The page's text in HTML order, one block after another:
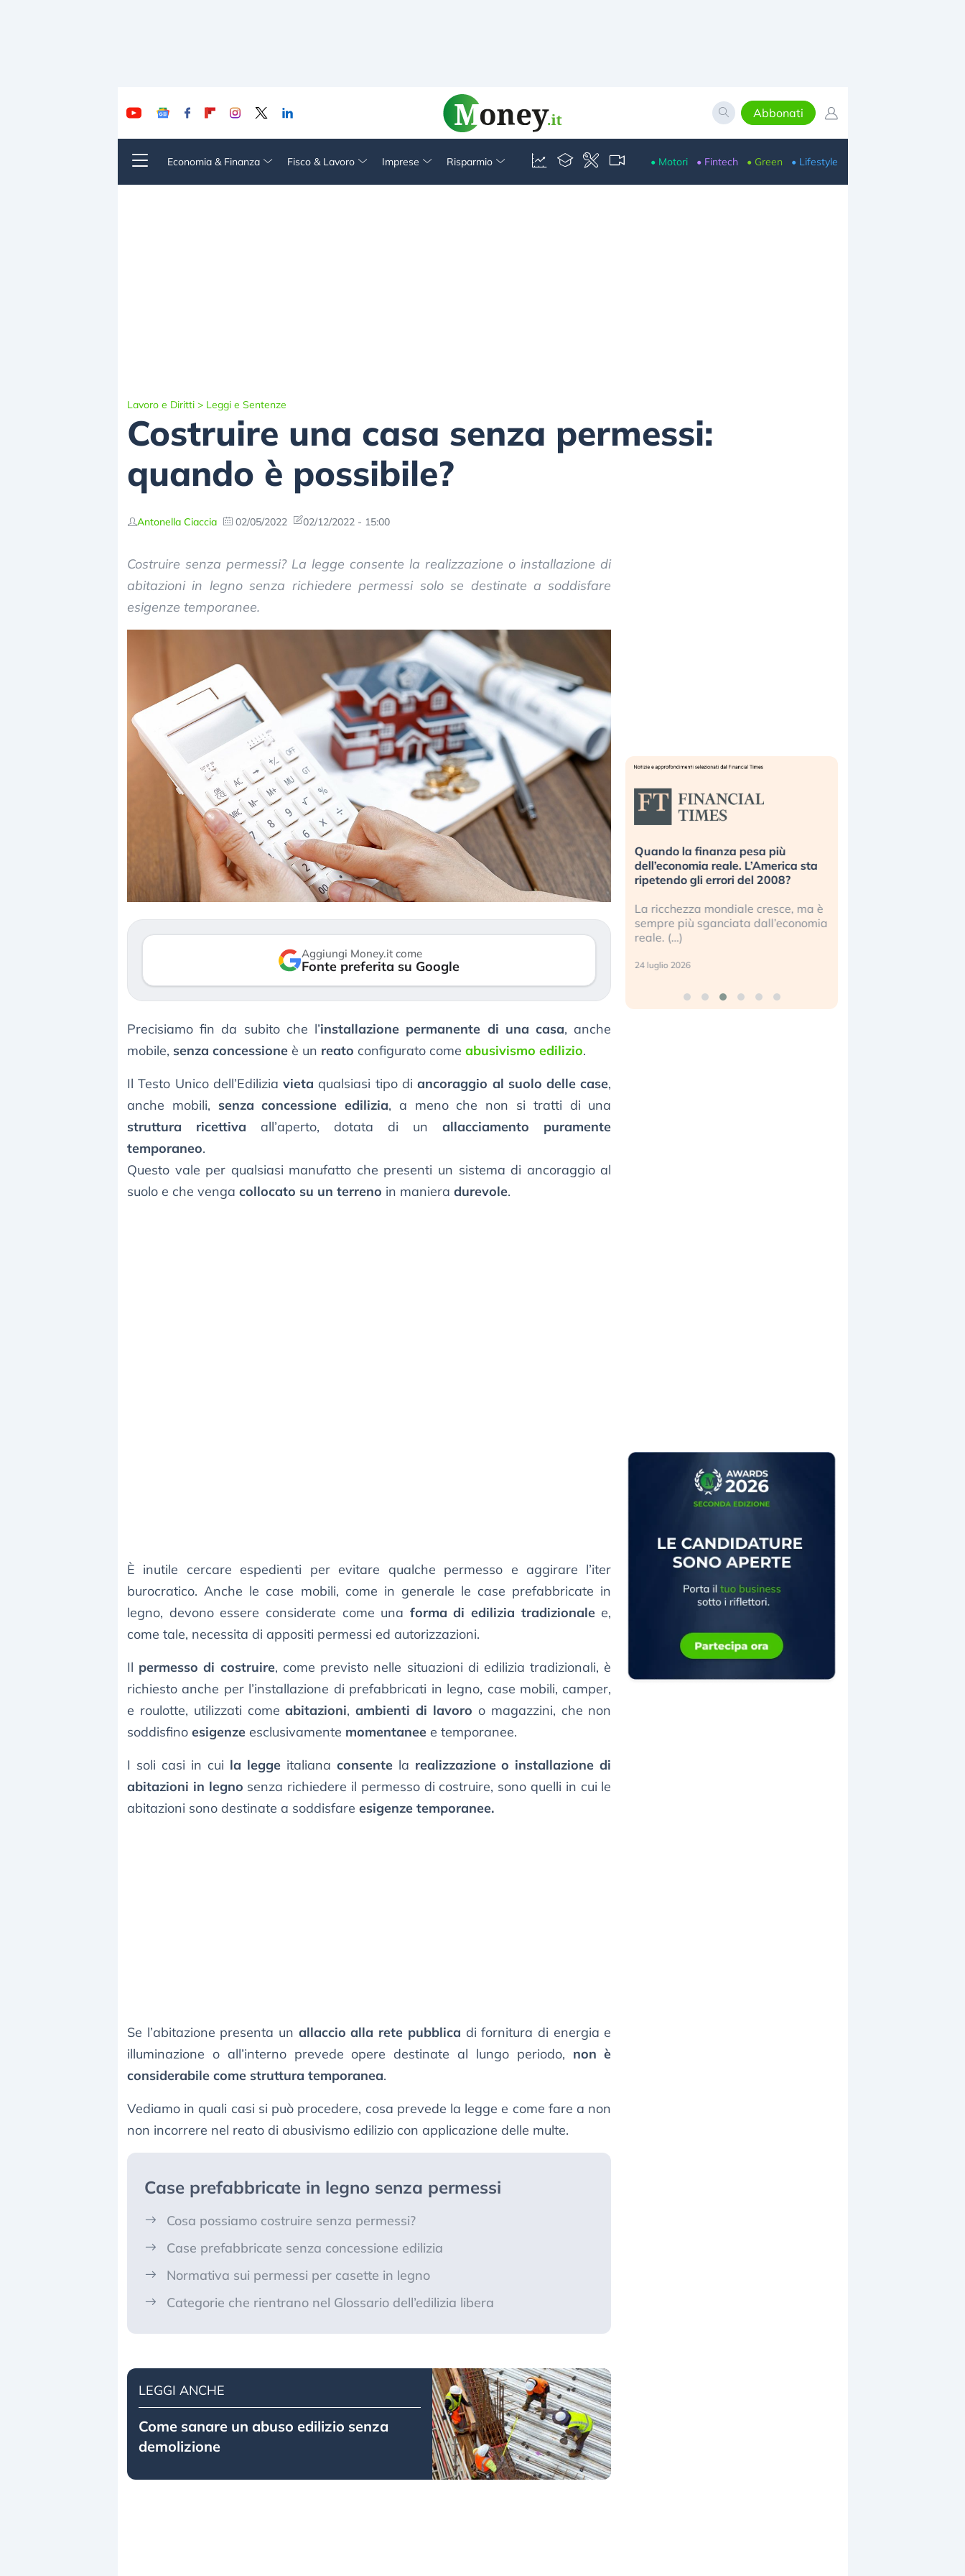
Abbonati
Economia & Finanza Fisco & Lavoro Imprese Risparmio • Motori • Fintech • Green • Lifestyle
Lavoro e Diritti > Leggi e Sentenze
Costruire una casa senza permessi:
quando è possibile?
Antonella Ciaccia 02/05/2022 02/12/2022 - 15:00
Costruire senza permessi? La legge consente la realizzazione o installazione di
abitazioni in legno senza richiedere permessi solo se destinate a soddisfare
esigenze temporanee.
Aggiungi Money.it come
Fonte preferita su Google
Precisiamo fin da subito che l’installazione permanente di una casa, anche
mobile, senza concessione è un reato configurato come abusivismo edilizio.
Il Testo Unico dell’Ediliziavieta qualsiasi tipo diancoraggio al suolo delle case,
anche mobili, senza concessione edilizia, a meno che non si tratti di una
struttura ricettiva all’aperto, dotata di unallacciamento puramente
temporaneo.
Questo vale per qualsiasi manufatto che presenti un sistema di ancoraggio al
suolo e che venga collocato su un terreno in maniera durevole.
È inutile cercare espedienti per evitare qualche permesso e aggirare l’iter
burocratico. Anche le case mobili, come in generale le case prefabbricate in
legno, devono essere considerate come una forma di edilizia tradizionalee,
come tale, necessita di appositi permessi ed autorizzazioni.
Il permesso di costruire, come previsto nelle situazioni di edilizia tradizionali, è
richiesto anche per l’installazione di prefabbricati in legno, case mobili, camper,
e roulotte, utilizzati comeabitazioni,ambienti di lavoro o magazzini, che non
soddisfino esigenze esclusivamente momentanee e temporanee.
I soli casi in cui la leggeitaliana consentela realizzazione o installazione di
abitazioni in legno senza richiedere il permesso di costruire, sono quelli in cui le
abitazioni sono destinate a soddisfare esigenze temporanee.
Se l’abitazione presenta un allaccio alla rete pubblica di fornitura di energia e
illuminazione o all’interno prevede opere destinate al lungo periodo, non è
considerabile come struttura temporanea.
Vediamo in quali casi si può procedere, cosa prevede la legge e come fare a non
non incorrere nel reato di abusivismo edilizio con applicazione delle multe.
Case prefabbricate in legno senza permessi
Cosa possiamo costruire senza permessi?
Case prefabbricate senza concessione edilizia
Normativa sui permessi per casette in legno
Categorie che rientrano nel Glossario dell’edilizia libera
LEGGI ANCHE
Come sanare un abuso edilizio senza
demolizione
Dalle valutazioni estreme alla
correzione. Cosa sta guidando il
repricing degli asset?
mostrando segni di stanchezza
verso le (…)
«La mia vita è rovinata». Investitori
in preda al panico dopo lo scoppio
della bolla AI
Kospi, mentre gli investitori retail (…)
30 luglio 2026
Quando la finanza pesa più
dell’economia reale. L’America sta
ripetendo gli errori del 2008?
La ricchezza mondiale cresce, ma è
sempre più sganciata dall’economia
reale. (…)
24 luglio 2026